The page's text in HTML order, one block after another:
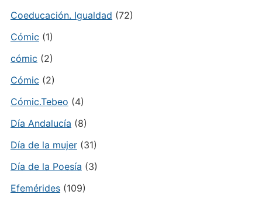
Coeducación. Igualdad (72)
Cómic (1)
cómic (2)
Cómic (2)
Cómic.Tebeo (4)
Día Andalucía (8)
Día de la mujer(31)
Día de la Poesía (3)
Efemérides(109)